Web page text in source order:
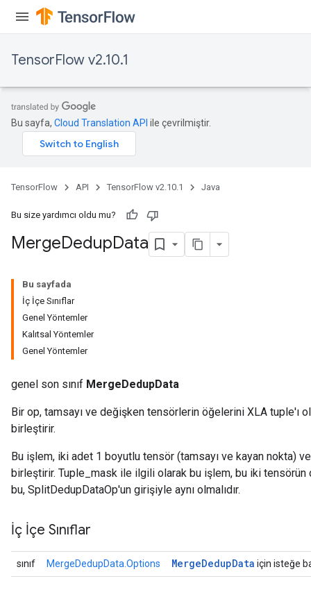
TensorFlow v2.10.1
Bu sayfa, Cloud Translation API ile çevrilmiştir.
TensorFlow API TensorFlow v2.10.1 Java
Bu size yardımcı oldu mu?
MergeDedupData
Bu sayfada
İç İçe Sınıflar
Genel Yöntemler
Kalıtsal Yöntemler
Genel Yöntemler
genel son sınıf MergeDedupData
Bir op, tamsayı ve değişken tensörlerin öğelerini XLA tuple'ı
birleştirir.
Bu işlem, iki adet 1 boyutlu tensör (tamsayı ve kayan nokta)
birleştirir. Tuple_mask ile ilgili olarak bu işlem, bu iki
bu, SplitDedupDataOp'un girişiyle aynı olmalıdır.
İç İçe Sınıflar
sınıf MergeDedupData.Options MergeDedupData için isteğe